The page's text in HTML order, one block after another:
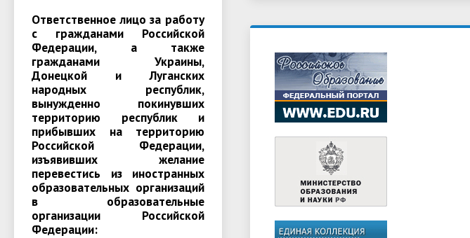
Ответственное лицо за работу
с гражданами Российской
Федерации, а также
гражданами Украины,
Донецкой и Луганских
народных республик,
вынужденно покинувших
территорию республик и
прибывших на территорию
Российской Федерации,
изъявивших желание
перевестись из иностранных
образовательных организаций
в образовательные
организации Российской
Федерации: